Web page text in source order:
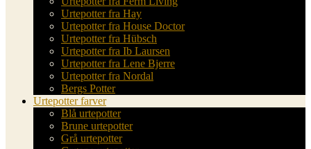
Urtepotter fra Hay
Urtepotter fra House Doctor
Urtepotter fra Hübsch
Urtepotter fra Ib Laursen
Urtepotter fra Lene Bjerre
Urtepotter fra Nordal
Bergs Potter
Urtepotter farver
Blå urtepotter
Brune urtepotter
Grå urtepotter